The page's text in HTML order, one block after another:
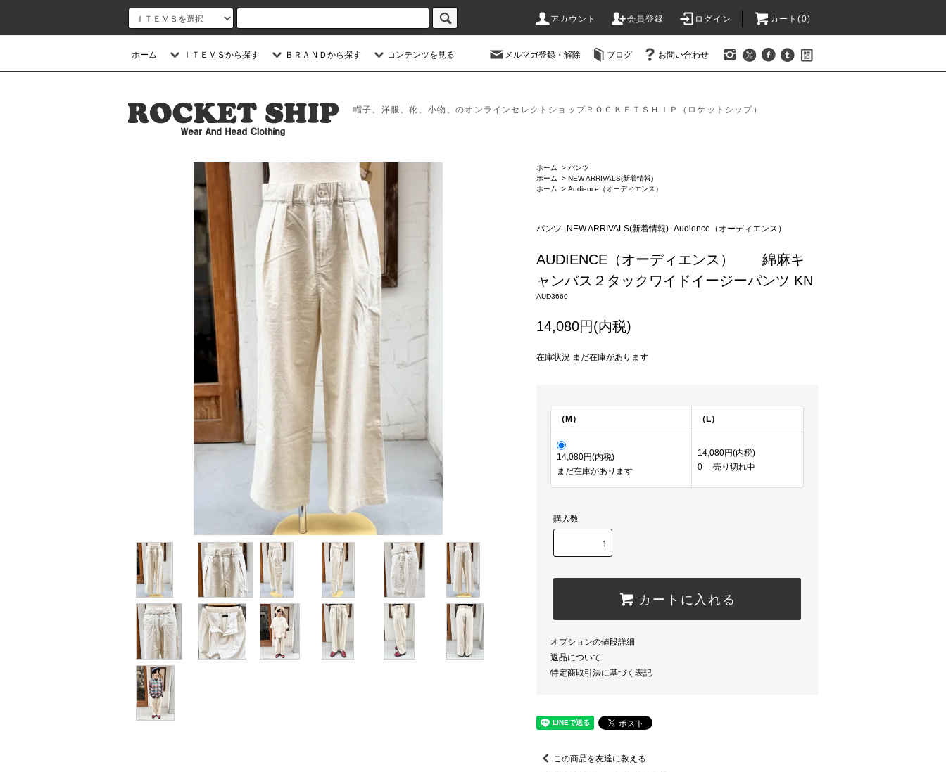
アカウント 会員登録 ログイン カート(0)
ホーム ＩＴＥＭＳから探す ＢＲＡＮＤから探す コンテンツを見る メルマガ登録・解除 ブログ お問い合わせ
帽子、洋服、靴、小物、のオンラインセレクトショップＲＯＣＫＥＴＳＨＩＰ（ロケットシップ）
ホーム > パンツ
ホーム
> NEW ARRIVALS(新着情報)
ホーム
> Audience（オーディエンス）
パンツ NEW ARRIVALS(新着情報) Audience（オーディエンス）
AUDIENCE（オーディエンス） 綿麻キ
ャンバス２タックワイドイージーパンツ KN
AUD3660
14,080円(内税)
在庫状況 まだ在庫があります
（M） （L）
14,080円(内税)
まだ在庫があります
14,080円(内税)
0 売り切れ中
購入数
カートに入れる
オプションの値段詳細
返品について
特定商取引法に基づく表記
この商品を友達に教える